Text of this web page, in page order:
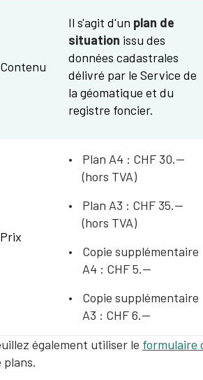
Contenu
Il s'agit d'un plan de
situation issu des
données cadastrales
délivré par le Service de
la géomatique et du
registre foncier.
Prix
Plan A4 : CHF 30.--
(hors TVA)
Plan A3 : CHF 35.--
(hors TVA)
Copie supplémentaire
A4 : CHF 5.--
Copie supplémentaire
A3 : CHF 6.--
également utiliser le formulaire
plans.